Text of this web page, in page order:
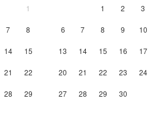
1
7 8
14 15
21 22
28 29
1
2 3
6 7 8 9 10
13 14 15 16 17
20 21 22 23 24
27 28 29 30
空調
高級單間